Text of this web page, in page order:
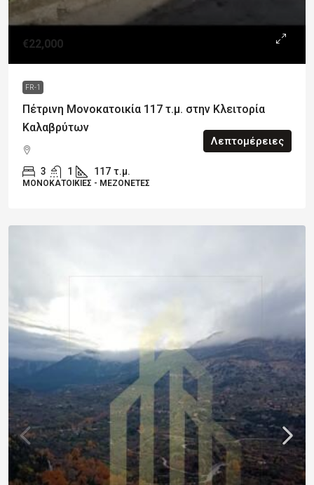
€22,000
FR-1
Πέτρινη Μονοκατοικία 117 τ.μ. στην Κλειτορία
Καλαβρύτων
3 1 117 τ.μ.
ΜΟΝΟΚΑΤΟΙΚΊΕΣ - ΜΕΖΟΝΈΤΕΣ
Λεπτομέρειες